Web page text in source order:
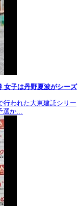
女子は丹野夏波がシーズ
行われた大東建託シリー
選か…